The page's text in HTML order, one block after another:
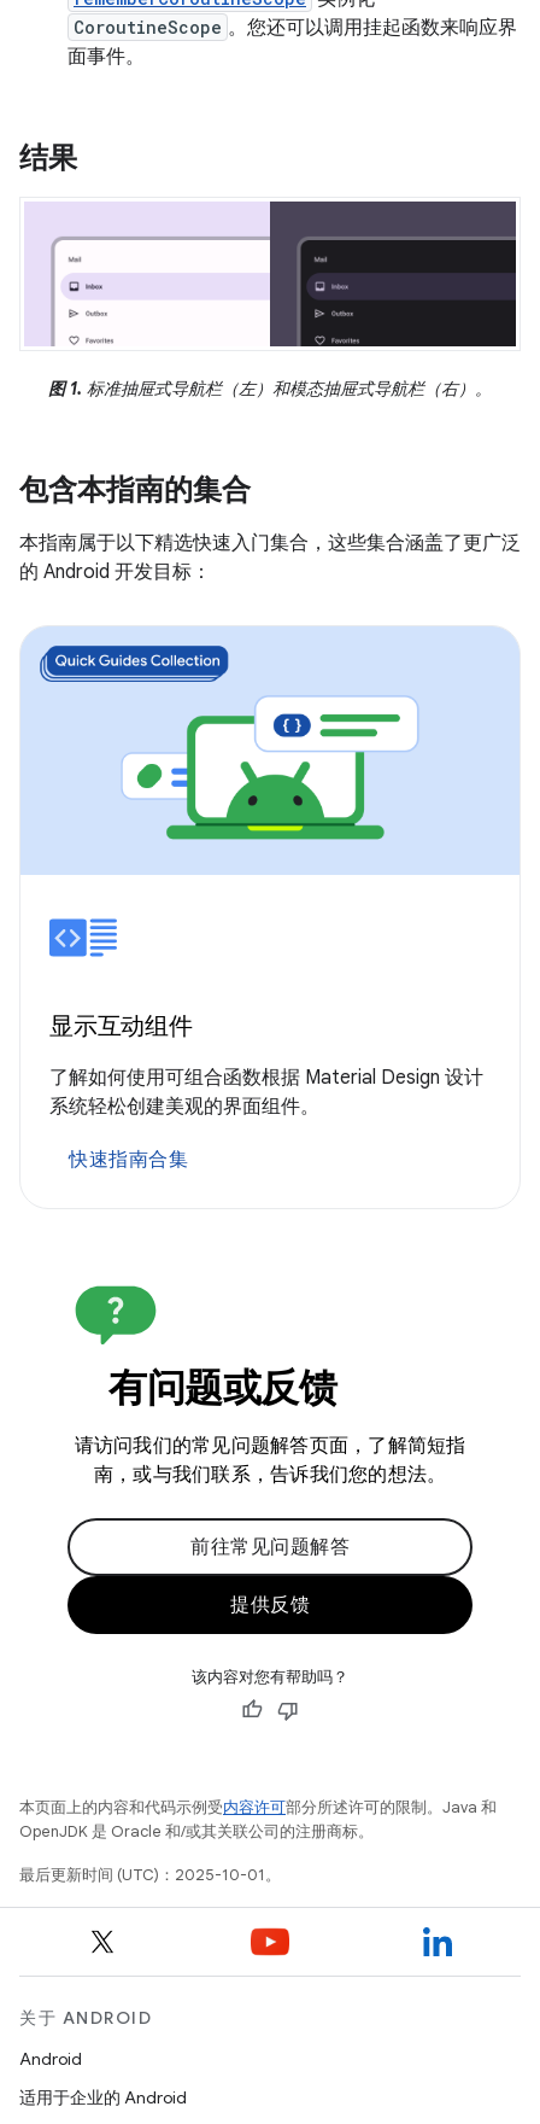
CoroutineScope 。您还可以调用挂起函数来响应界
面事件。
结果
图 1. 标准抽屉式导航栏（左）和模态抽屉式导航栏（右）。
包含本指南的集合
本指南属于以下精选快速入门集合，这些集合涵盖了更广泛
的 Android 开发目标：
显示互动组件
了解如何使用可组合函数根据 Material Design 设计
系统轻松创建美观的界面组件。
快速指南合集
有问题或反馈
请访问我们的常见问题解答页面，了解简短指
南，或与我们联系，告诉我们您的想法。
前往常见问题解答
提供反馈
该内容对您有帮助吗？
本页面上的内容和代码示例受内容许可部分所述许可的限制。Java 和
OpenJDK 是 Oracle 和/或其关联公司的注册商标。
最后更新时间 (UTC)：2025-10-01。
关于 ANDROID
Android
适用于企业的 Android